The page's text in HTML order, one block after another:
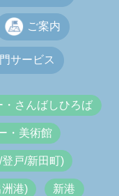
ご案内
サービス
・さんばしひろば
・美術館
戸/新田町)
港) 新港